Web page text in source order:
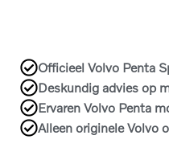
Officieel Volvo Penta
Deskundig advies op
Ervaren Volvo Penta
Alleen originele Volvo